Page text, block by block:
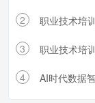
2 职业技术培
3 职业技术培
4 AI时代数据